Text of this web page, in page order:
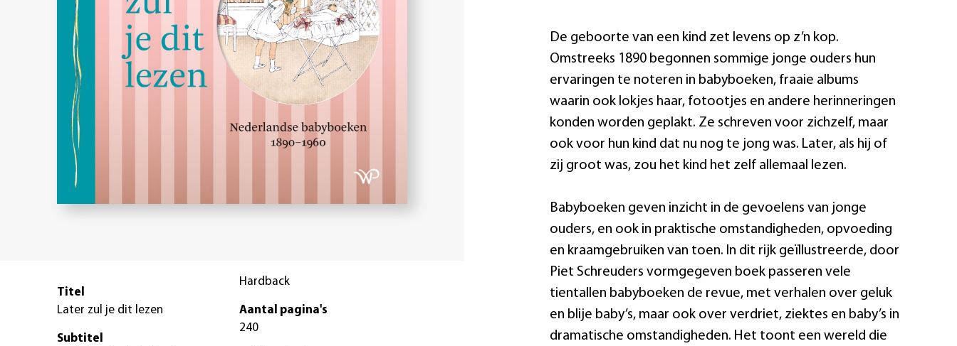
De geboorte van een kind zet levens op z’n kop.
Omstreeks 1890 begonnen sommige jonge ouders hun
ervaringen te noteren in babyboeken, fraaie albums
waarin ook lokjes haar, fotootjes en andere herinneringen
konden worden geplakt. Ze schreven voor zichzelf, maar
ook voor hun kind dat nu nog te jong was. Later, als hij of
zij groot was, zou het kind het zelf allemaal lezen.
Babyboeken geven inzicht in de gevoelens van jonge
ouders, en ook in praktische omstandigheden, opvoeding
en kraamgebruiken van toen. In dit rijk geïllustreerde, door
Piet Schreuders vormgegeven boek passeren vele
tientallen babyboeken de revue, met verhalen over geluk
en blije baby’s, maar ook over verdriet, ziektes en baby’s in
dramatische omstandigheden. Het toont een wereld die
Titel
Later zul je dit lezen
Subtitel
Hardback
Aantal pagina's
240